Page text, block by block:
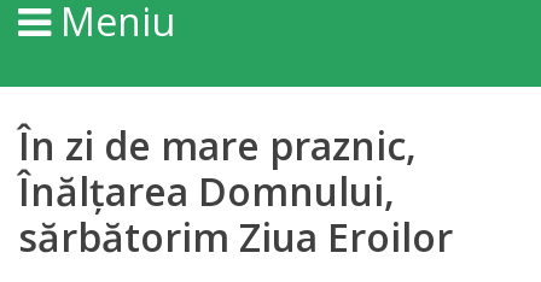
Orașului
Personalități
Regulamente
Orașe
înfrățite
Meniu
În zi de mare praznic,
Înălțarea Domnului,
sărbătorim Ziua Eroilor